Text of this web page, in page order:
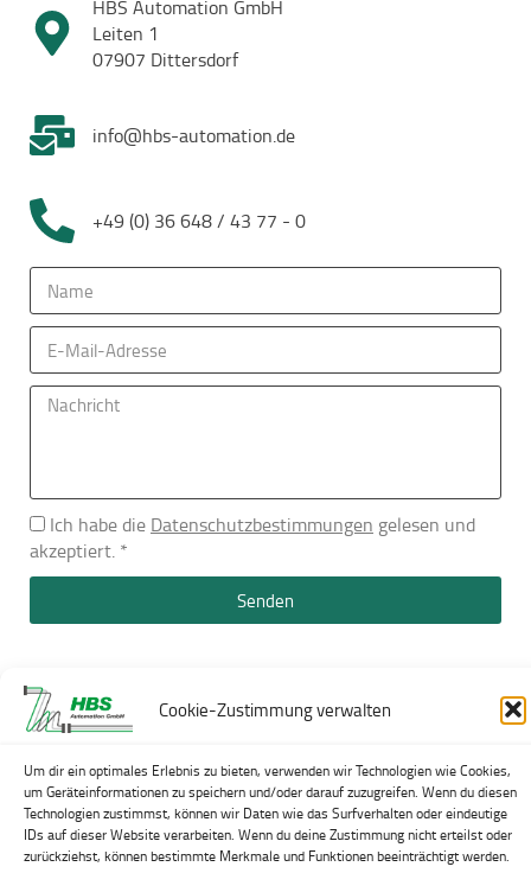
Cookie-Zustimmung verwalten
Um dir ein optimales Erlebnis zu bieten, verwenden wir Technologien wie Cookies,
um Geräteinformationen zu speichern und/oder darauf zuzugreifen. Wenn du diesen
Technologien zustimmst, können wir Daten wie das Surfverhalten oder eindeutige
IDs auf dieser Website verarbeiten. Wenn du deine Zustimmung nicht erteilst oder
zurückziehst, können bestimmte Merkmale und Funktionen beeinträchtigt werden.
HBS Automation GmbH
Leiten 1
07907 Dittersdorf
info@hbs-automation.de
+49 (0) 36 648 / 43 77 - 0
Ich habe die Datenschutzbestimmungen gelesen und
akzeptiert. *
Senden
© 2026 HBS Automation GmbH
Powerd by: HBS IT GmbH